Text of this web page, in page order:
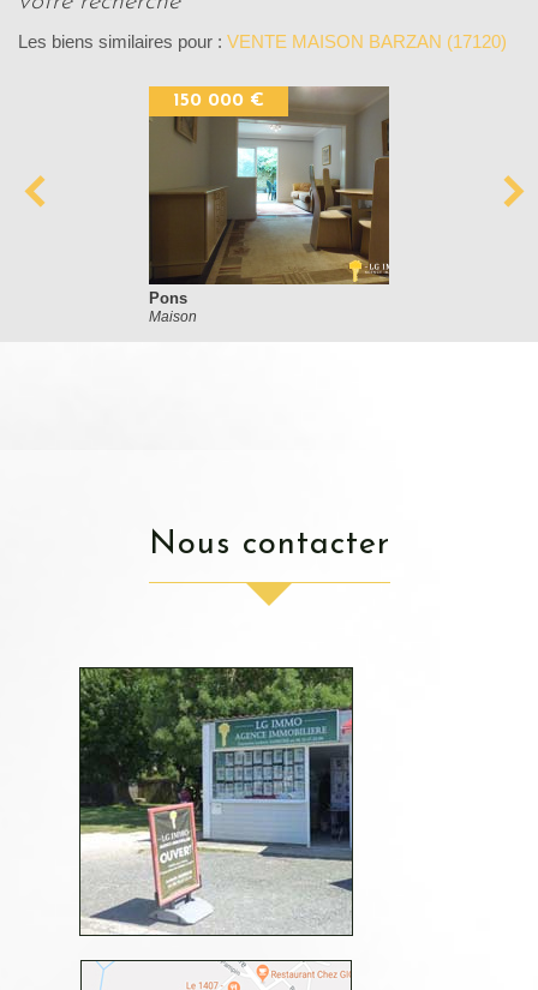
Les biens similaires pour : VENTE MAISON BARZAN (17120)
150 000 €
Pons
Maison
nous contacter